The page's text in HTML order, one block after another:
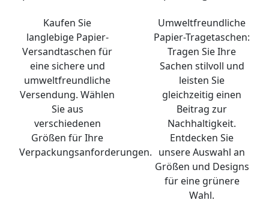
Kaufen Sie
langlebige Papier-
Versandtaschen für
eine sichere und
umweltfreundliche
Versendung. Wählen
Sie aus
verschiedenen
Größen für Ihre
Verpackungsanforderungen.
Umweltfreundliche
Papier-Tragetaschen:
Tragen Sie Ihre
Sachen stilvoll und
leisten Sie
gleichzeitig einen
Beitrag zur
Nachhaltigkeit.
Entdecken Sie
unsere Auswahl an
Größen und Designs
für eine grünere
Wahl.